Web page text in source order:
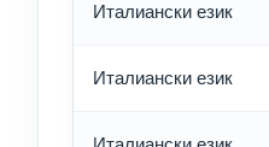
Италиански език
Италиански език